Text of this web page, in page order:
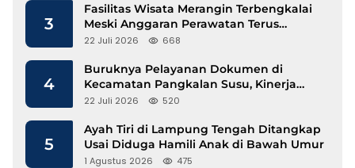
3
Fasilitas Wisata Merangin Terbengkalai
Meski Anggaran Perawatan Terus
Mengalir
22 Juli 2026 668
4
Buruknya Pelayanan Dokumen di
Kecamatan Pangkalan Susu, Kinerja
Disdukcapil Langkat Disorot
22 Juli 2026 520
5
Ayah Tiri di Lampung Tengah Ditangkap
Usai Diduga Hamili Anak di Bawah Umur
1 Agustus 2026 475